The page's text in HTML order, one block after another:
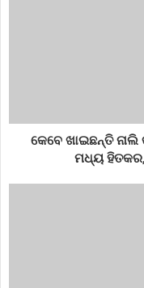
ମେଙ୍ଗାଲୁରୁ, କୋଝିକୋଡ଼,
ମଧ୍ୟ ଏୟାର ଇଣ୍ଡିଆ
(Custom duty) ରିହାତି
ତିଆରି ଉତ୍ପାଦ, ଚମଡା,
କରାଯାଇପାରେ ବୋଲି
କେବେ ଖାଇଛନ୍ତି
ମଧ୍ୟ